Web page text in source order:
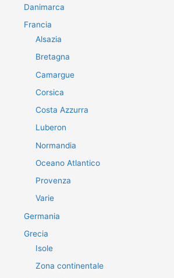
Danimarca
Francia
Alsazia
Bretagna
Camargue
Corsica
Costa Azzurra
Luberon
Normandia
Oceano Atlantico
Provenza
Varie
Germania
Grecia
Isole
Zona continentale